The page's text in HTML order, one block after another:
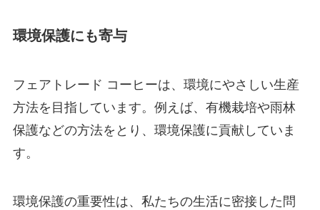
環境保護にも寄与
フェアトレード コーヒーは、環境にやさしい生産
方法を目指しています。例えば、有機栽培や雨林
保護などの方法をとり、環境保護に貢献していま
す。
環境保護の重要性は、私たちの生活に密接した問